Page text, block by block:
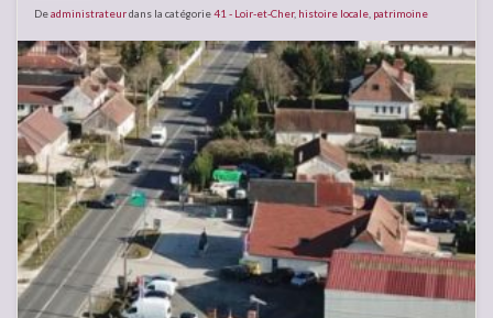
Deadministrateurdans la catégorie41 - Loir-et-Cher, histoire locale patrimoine